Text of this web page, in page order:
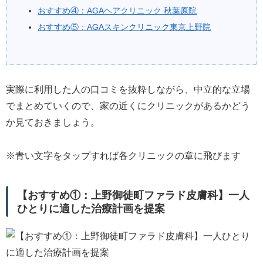
おすすめ④：AGAヘアクリニック 秋葉原院
おすすめ⑤：AGAスキンクリニック東京上野院
実際に利用した人の口コミを抜粋しながら、中立的な立場
でまとめていくので、家の近くにクリニックがあるかどう
か見ておきましょう。
※青い文字をタップすれば各クリニックの章に飛びます
【おすすめ①：上野御徒町ファラド皮膚科】一人
ひとりに適した治療計画を提案